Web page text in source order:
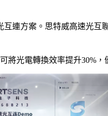
連方案。思特威高速光
光電轉換效率提升30%